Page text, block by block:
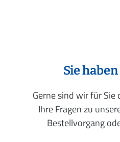
Sie
Gerne sind wir für
Ihre Fragen zu
Bestellvorgang